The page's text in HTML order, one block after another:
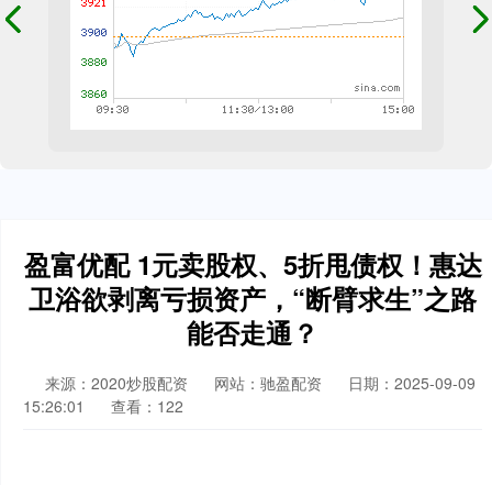
盈富优配 1元卖股权、5折甩债权！惠达
卫浴欲剥离亏损资产，“断臂求生”之路
能否走通？
来源：2020炒股配资 网站：驰盈配资
日期：2025-09-09
15:26:01
查看：122